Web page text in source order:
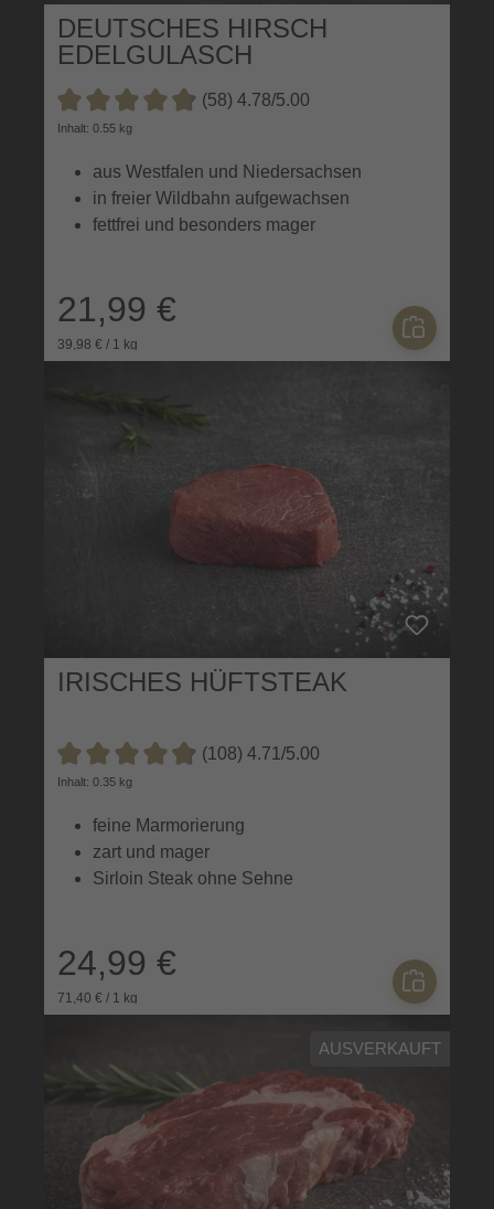
DEUTSCHES HIRSCH
EDELGULASCH
Durchschnittliche Bewertung von 4.7 von 5 Sternen
(58) 4.78/5.00
Inhalt: 0.55 kg
aus Westfalen und Niedersachsen
in freier Wildbahn aufgewachsen
fettfrei und besonders mager
21,99 €
39,98 € / 1 kg
IRISCHES HÜFTSTEAK
Durchschnittliche Bewertung von 4.7 von 5 Sternen
(108) 4.71/5.00
Inhalt: 0.35 kg
feine Marmorierung
zart und mager
Sirloin Steak ohne Sehne
24,99 €
71,40 € / 1 kg
AUSVERKAUFT